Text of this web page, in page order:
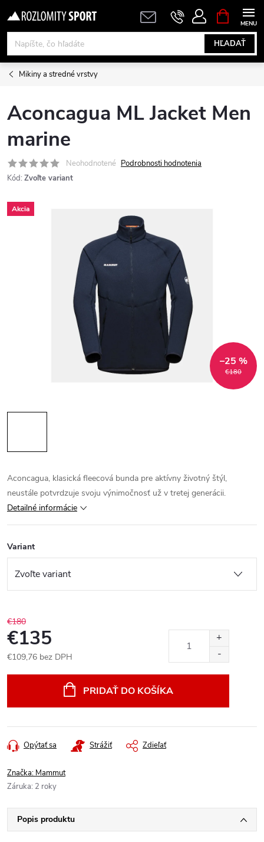
na
obsah
HĽADAŤ
KOŠÍK
Mikiny a stredné vrstvy
Aconcagua ML Jacket Men
marine
Neohodnotené Podrobnosti hodnotenia
Kód: Zvoľte variant
Akcia
€180
–25 %
Aconcagua, klasická fleecová bunda pre aktívny životný štýl,
neustále potvrdzuje svoju výnimočnosť už v tretej generácii.
Detailné informácie
Variant
€180
€135
€109,76 bez DPH
PRIDAŤ DO KOŠÍKA
Opýtať sa Strážiť Zdieľať
Značka: Mammut
Záruka: 2 roky
Popis produktu